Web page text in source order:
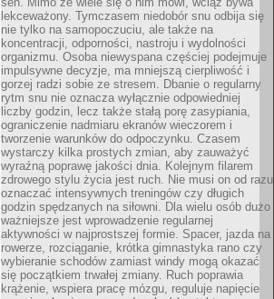
lekceważony. Tymczasem niedobór snu odbija się
nie tylko na samopoczuciu, ale także na
koncentracji, odporności, nastroju i wydolności
organizmu. Osoba niewyspana częściej podejmuje
impulsywne decyzje, ma mniejszą cierpliwość i
gorzej radzi sobie ze stresem. Dbanie o regularny
rytm snu nie oznacza wyłącznie odpowiedniej
liczby godzin, lecz także stałą porę zasypiania,
ograniczenie nadmiaru ekranów wieczorem i
tworzenie warunków do odpoczynku. Czasem
wystarczy kilka prostych zmian, aby zauważyć
wyraźną poprawę jakości dnia. Kolejnym filarem
zdrowego stylu życia jest ruch. Nie musi on od razu
oznaczać intensywnych treningów czy długich
godzin spędzanych na siłowni. Dla wielu osób dużo
ważniejsze jest wprowadzenie regularnej
aktywności w najprostszej formie. Spacer, jazda na
rowerze, rozciąganie, krótka gimnastyka rano czy
wybieranie schodów zamiast windy mogą okazać
się początkiem trwałej zmiany. Ruch poprawia
krążenie, wspiera pracę mózgu, reguluje napięcie